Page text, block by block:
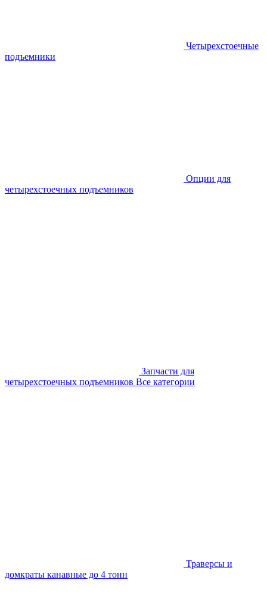
Четырехстоечные
подъемники
Опции для
четырехстоечных подъемников
Запчасти для
четырехстоечных подъемников Все категории
Траверсы и
домкраты канавные до 4 тонн